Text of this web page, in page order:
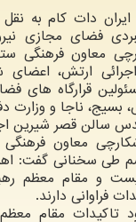
دات کام به نقل
فضای مجازی
معاون فرهنگی
ارتش، اعضای
قرارگاه های
بسیج، ناجا و وزارت
سالن قصر شیرین
معاون
طی سخنانی گفت:
و مقام معظم
فراوانی دارند.
تاکیدات مقام